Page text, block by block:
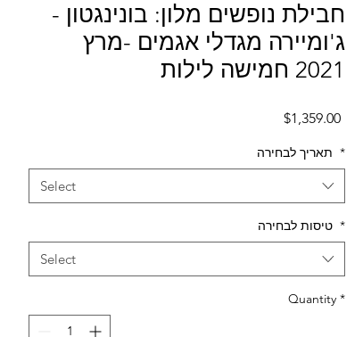
חבילת נופשים מלון: בונינגטון -
ג'ומיירה מגדלי אגמים -מרץ
2021 חמישה לילות
$1,359.00Price
*
Select
*
Select
Quantity *